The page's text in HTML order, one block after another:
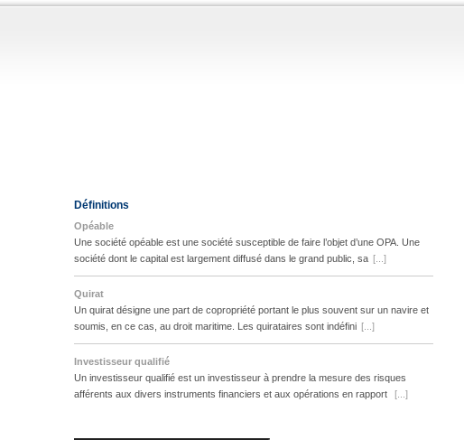
Définitions
Opéable
Une société opéable est une société susceptible de faire l’objet d’une OPA. Une
société dont le capital est largement diffusé dans le grand public, sa [...]
Quirat
Un quirat désigne une part de copropriété portant le plus souvent sur un navire et
soumis, en ce cas, au droit maritime. Les quirataires sont indéfini [...]
Investisseur qualifié
Un investisseur qualifié est un investisseur à prendre la mesure des risques
afférents aux divers instruments financiers et aux opérations en rapport
[...]